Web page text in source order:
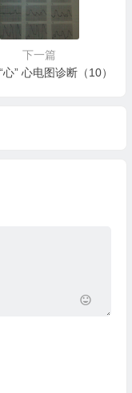
下一篇
” 心电图诊断（10）